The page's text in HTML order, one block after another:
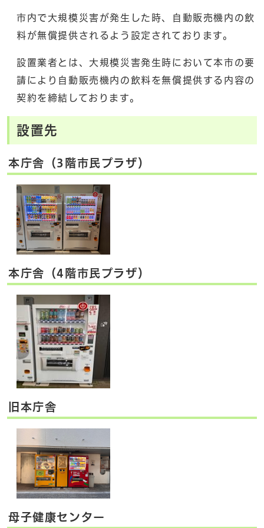
市内で大規模災害が発生した時、自動販売機内の飲
料が無償提供されるよう設定されております。
設置業者とは、大規模災害発生時において本市の要
請により自動販売機内の飲料を無償提供する内容の
契約を締結しております。
設置先
本庁舎（3階市民プラザ）
本庁舎（4階市民プラザ）
旧本庁舎
母子健康センター